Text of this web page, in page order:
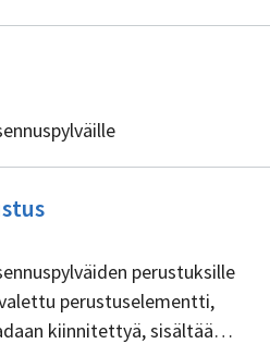
Ei
sisällöntuottajia
perustuksille
perustuselementti,
kiinnitettyä, sisältää